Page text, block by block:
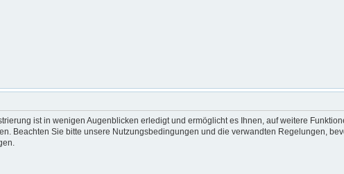
ist in wenigen Augenblicken erledigt und ermöglicht es Ihnen, auf weitere
Beachten Sie bitte unsere Nutzungsbedingungen und die verwandten Regelungen,